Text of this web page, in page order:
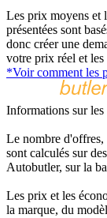
Les prix moyens et
présentées sont
donc créer une
votre prix réel et les
*Voir comment les
Informations sur
Le nombre d'offres,
sont calculés sur
Autobutler, sur la
Les prix et les
la marque, du